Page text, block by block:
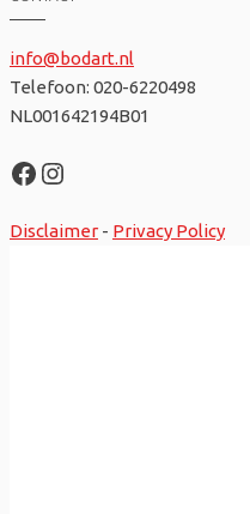
info@bodart.nl
Telefoon: 020-6220498
NL001642194B01
Facebook
Instagram
Disclaimer - Privacy Policy